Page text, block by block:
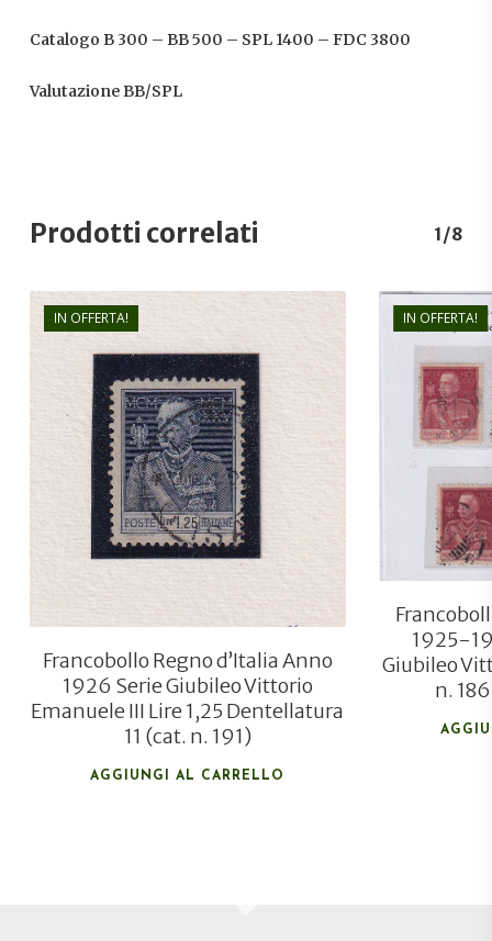
Catalogo B 300 – BB 500 – SPL 1400 – FDC 3800
Valutazione BB/SPL
Prodotti correlati 1/8
IN OFFERTA!
€30,00
€20,00
Francobollo Regno d’Italia Anno
1926 Serie Giubileo Vittorio
Emanuele III Lire 1,25 Dentellatura
11 (cat. n. 191)
AGGIUNGI AL CARRELLO
IN OFFERTA!
1925-
Giubileo
n.